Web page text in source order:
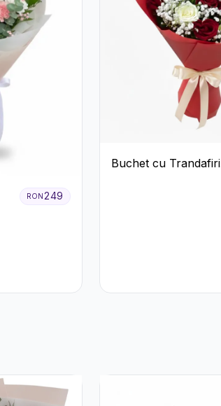
RON249
Buchet cu Trandafiri